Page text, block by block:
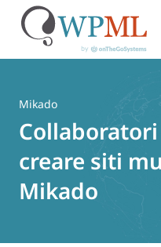
contenuto
Mikado
creare siti
Mikado